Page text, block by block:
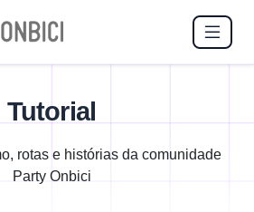
Tutorial
rotas e histórias da comunidade
Party Onbici